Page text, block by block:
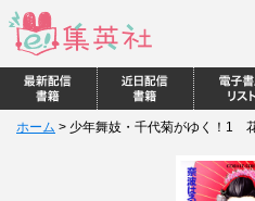
ホーム > 少年舞妓・千代菊がゆく！1